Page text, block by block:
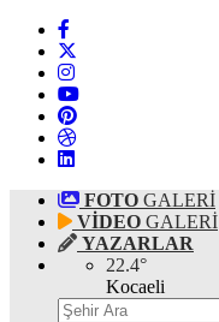
FOTO GALERİ
VİDEO GALERİ
YAZARLAR
22.4°
Kocaeli